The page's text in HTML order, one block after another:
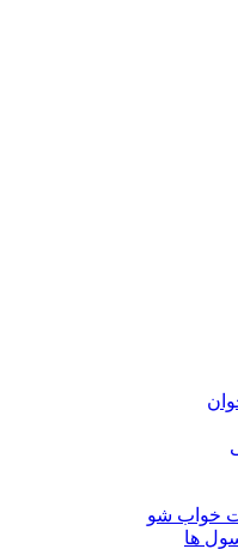
خواب شو
ها